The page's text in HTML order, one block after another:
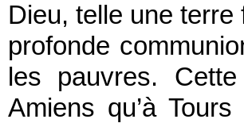
Dieu, telle une terre
profonde
les pauvres.
Amiens qu’à